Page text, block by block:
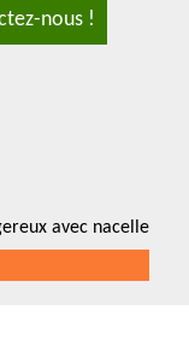
nous !
avec nacelle